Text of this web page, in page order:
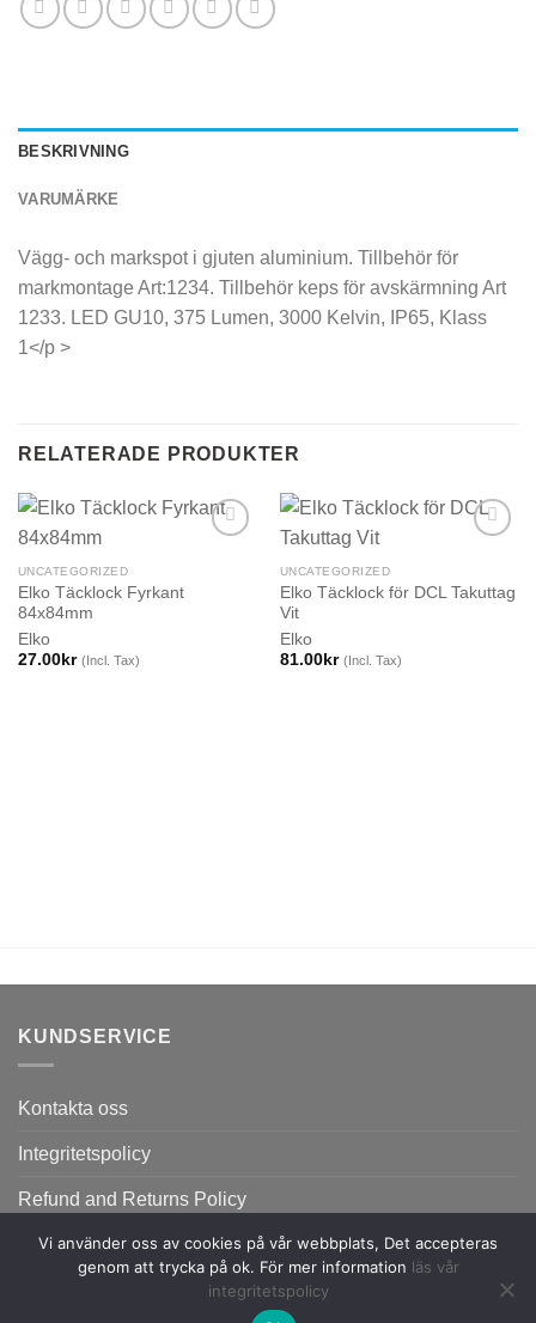
BESKRIVNING
VARUMÄRKE
Vägg- och markspot i gjuten aluminium. Tillbehör för
markmontage Art:1234. Tillbehör keps för avskärmning Art
1233. LED GU10, 375 Lumen, 3000 Kelvin, IP65, Klass
1</p >
RELATERADE PRODUKTER
UNCATEGORIZED
Elko Täcklock Fyrkant
84x84mm
Elko
27.00kr (Incl. Tax)
UNCATEGORIZED
Elko Täcklock för DCL Takuttag
Vit
Elko
81.00kr (Incl. Tax)
KUNDSERVICE
Kontakta oss
Integritetspolicy
Refund and Returns Policy
Vi använder oss av cookies på vår webbplats, Det accepteras
genom att trycka på ok. För mer information läs vår
integritetspolicy